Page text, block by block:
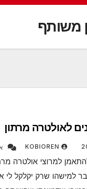
משותף
לאולטרה מרתון
KOBIOREN
למרוצי אולטרה
למישהו שרק יקלקל לי